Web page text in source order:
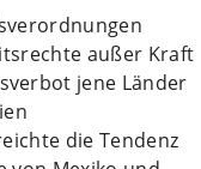
außer Kraft
jene Länder
die Tendenz